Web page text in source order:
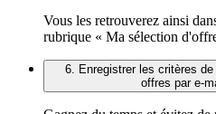
Vous les retrouverez ainsi
rubrique « Ma sélection
6. Enregistrer les critères
offres par e-